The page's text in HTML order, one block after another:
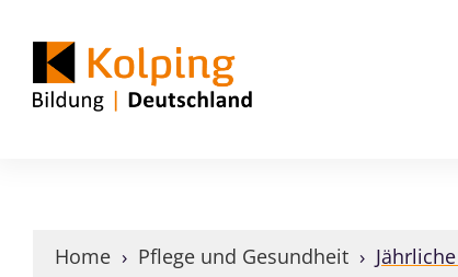
Home › Pflege und Gesundheit ›